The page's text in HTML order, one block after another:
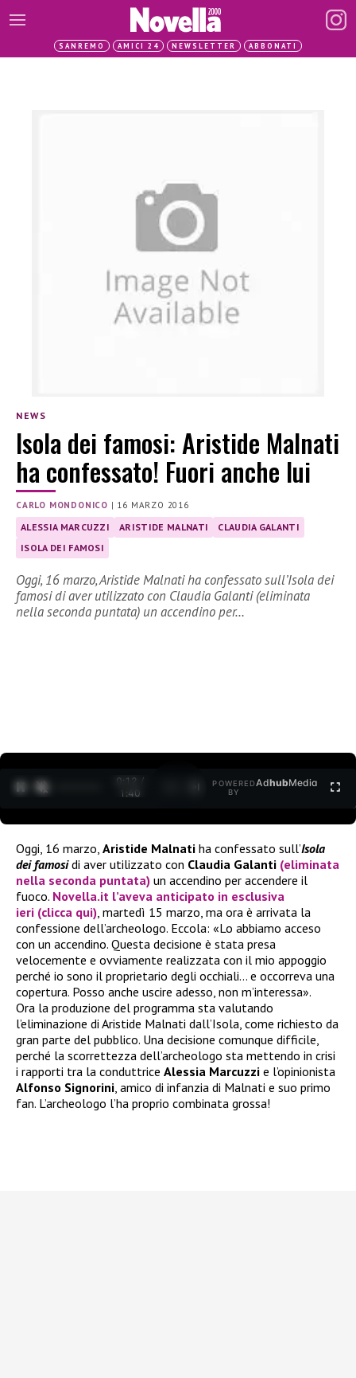
SANREMO AMICI 24 NEWSLETTER ABBONATI
NEWS
Isola dei famosi: Aristide Malnati
ha confessato! Fuori anche lui
CARLO MONDONICO | 16 MARZO 2016
ALESSIA MARCUZZI ARISTIDE MALNATI
CLAUDIA GALANTI
ISOLA DEI FAMOSI
Oggi, 16 marzo, Aristide Malnati ha confessato sull’Isola dei
famosi di aver utilizzato con Claudia Galanti (eliminata
nella seconda puntata) un accendino per…
0:12 /
1:40
POWERED
BY
AdhubMedia
Oggi, 16 marzo, Aristide Malnati ha confessato sull’Isola
dei famosidi aver utilizzato con Claudia Galanti (eliminata
nella seconda puntata) un accendino per accendere il
fuoco. Novella.it l’aveva anticipato in esclusiva
ieri (clicca qui) , martedì 15 marzo, ma ora è arrivata la
confessione dell’archeologo. Eccola: «Lo abbiamo acceso
con un accendino. Questa decisione è stata presa
velocemente e ovviamente realizzata con il mio appoggio
perché io sono il proprietario degli occhiali… e occorreva una
copertura. Posso anche uscire adesso, non m’interessa».
Ora la produzione del programma sta valutando
l’eliminazione di Aristide Malnati dall’Isola, come richiesto da
gran parte del pubblico. Una decisione comunque difficile,
perché la scorrettezza dell’archeologo sta mettendo in crisi
i rapporti tra la conduttrice Alessia Marcuzzi e l’opinionista
Alfonso Signorini , amico di infanzia di Malnati e suo primo
fan. L’archeologo l’ha proprio combinata grossa!